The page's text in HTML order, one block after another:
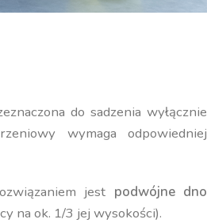
do sadzenia wyłącznie
wymaga odpowiedniej
jest podwójne dno
na ok. 1/3 jej wysokości).